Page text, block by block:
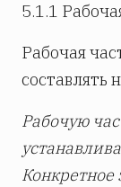
5.1.1
Рабочая
составлять
Рабочую
Конкретное